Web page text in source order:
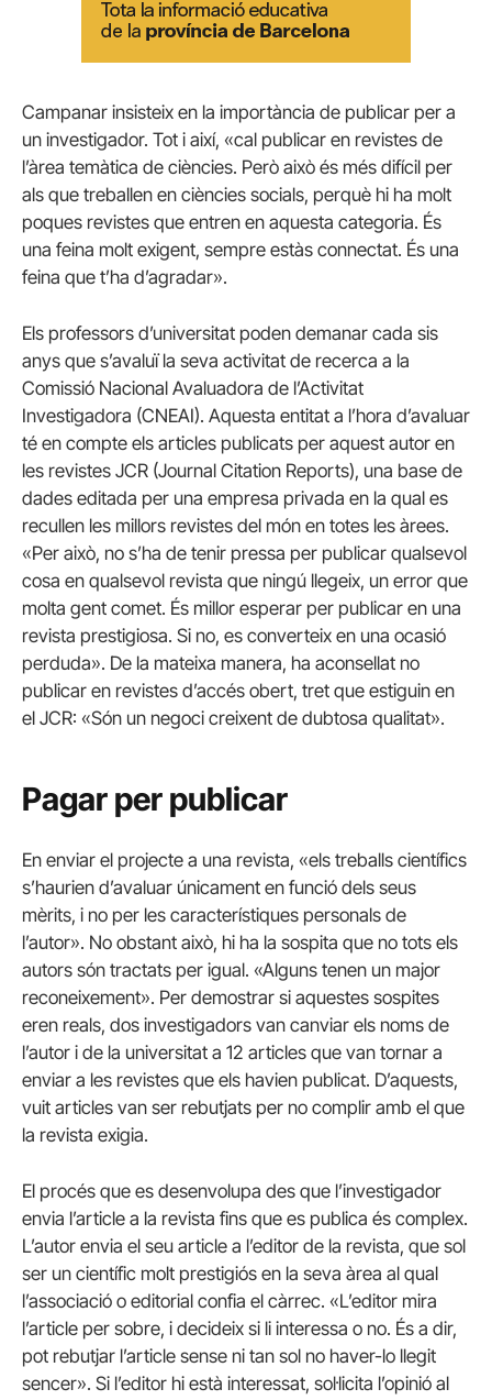
Campanar insisteix en la importància de publicar per a
un investigador. Tot i així, «cal publicar en revistes de
l’àrea temàtica de ciències. Però això és més difícil per
als que treballen en ciències socials, perquè hi ha molt
poques revistes que entren en aquesta categoria. És
una feina molt exigent, sempre estàs connectat. És una
feina que t’ha d’agradar».
Els professors d’universitat poden demanar cada sis
anys que s’avaluï la seva activitat de recerca a la
Comissió Nacional Avaluadora de l’Activitat
Investigadora (CNEAI). Aquesta entitat a l’hora d’avaluar
té en compte els articles publicats per aquest autor en
les revistes JCR (Journal Citation Reports), una base de
dades editada per una empresa privada en la qual es
recullen les millors revistes del món en totes les àrees.
«Per això, no s’ha de tenir pressa per publicar qualsevol
cosa en qualsevol revista que ningú llegeix, un error que
molta gent comet. És millor esperar per publicar en una
revista prestigiosa. Si no, es converteix en una ocasió
perduda». De la mateixa manera, ha aconsellat no
publicar en revistes d’accés obert, tret que estiguin en
el JCR: «Són un negoci creixent de dubtosa qualitat».
Pagar per publicar
En enviar el projecte a una revista, «els treballs científics
s’haurien d’avaluar únicament en funció dels seus
mèrits, i no per les característiques personals de
l’autor». No obstant això, hi ha la sospita que no tots els
autors són tractats per igual. «Alguns tenen un major
reconeixement». Per demostrar si aquestes sospites
eren reals, dos investigadors van canviar els noms de
l’autor i de la universitat a 12 articles que van tornar a
enviar a les revistes que els havien publicat. D’aquests,
vuit articles van ser rebutjats per no complir amb el que
la revista exigia.
El procés que es desenvolupa des que l’investigador
envia l’article a la revista fins que es publica és complex.
L’autor envia el seu article a l’editor de la revista, que sol
ser un científic molt prestigiós en la seva àrea al qual
l’associació o editorial confia el càrrec. «L’editor mira
l’article per sobre, i decideix si li interessa o no. És a dir,
pot rebutjar l’article sense ni tan sol no haver-lo llegit
sencer». Si l’editor hi està interessat, sol·licita l’opinió al